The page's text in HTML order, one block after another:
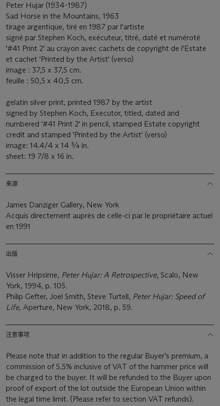
Peter Hujar (1934-1987)
Sad Horse in the Mountains, 1963
tirage argentique, tiré en 1987 par l'artiste
signé par Stephen Koch, exécuteur, titré, daté et numéroté
'#41 Print 2' au crayon avec cachets de copyright de l'Estate
et cachet 'Printed by the Artist' (verso)
image : 37,5 x 37,5 cm.
feuille : 50,5 x 40,5 cm.
gelatin silver print, printed 1987 by the artist
signed by Stephen Koch, Executor, titled, dated and
numbered '#41 Print 2' in pencil, stamped Estate copyright
credit and stamped 'Printed by the Artist' (verso)
image: 14.4/4 x 14 ¾ in.
sheet: 19 7/8 x 16 in.
来源
James Danziger Gallery, New York
Acquis directement auprès de celle-ci par le propriétaire actuel
en 1991
出版
Visser Hripsime, Peter Hujar: A Retrospective, Scalo, New
York, 1994, p. 105.
Philip Gefter, Joel Smith, Steve Turtell, Peter Hujar: Speed of
Life, Aperture, New York, 2018, p. 59.
注意事项
Please note that in addition to the regular Buyer’s premium, a
commission of 5.5% inclusive of VAT of the hammer price will
be charged to the buyer. It will be refunded to the Buyer upon
proof of export of the lot outside the European Union within
the legal time limit. (Please refer to section VAT refunds).